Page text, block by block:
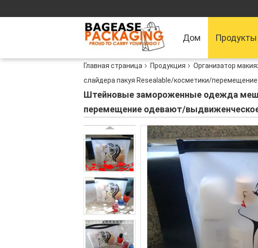
Дом Продукты
Главная страница Продукция Организатор
слайдера пакуя Resealable/косметики/
Штейновые замороженные одежда
перемещение одевают/